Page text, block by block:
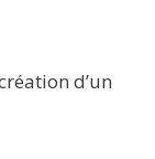
d’un